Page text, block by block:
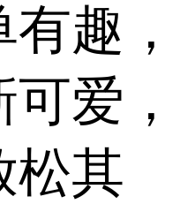
趣，
爱，
松其